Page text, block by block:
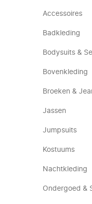
Accessoires
Badkleding
Bodysuits &
Bovenkleding
Broeken &
Jassen
Jumpsuits
Kostuums
Nachtkleding
Ondergoed &